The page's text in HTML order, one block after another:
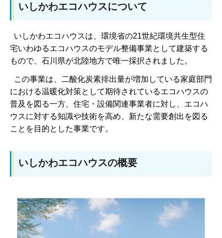
いしかわエコハウスについて
いしかわエコハウスは、環境省の21世紀環境共生型住
宅いわゆるエコハウスのモデル整備事業として建築する
もので、石川県が北陸地方で唯一採択されました。
この事業は、二酸化炭素排出量が増加している家庭部門
における温暖化対策として期待されているエコハウスの
普及を図る一方、住宅・設備関連事業者に対し、エコハ
ウスに対する知識や技術を高め、新たな需要創出を図る
ことを目的とした事業です。
いしかわエコハウスの概要